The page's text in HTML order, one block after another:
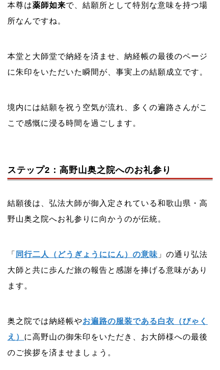
本尊は薬師如来で、結願所として特別な意味を持つ場
所なんですね。
本堂と大師堂で納経を済ませ、納経帳の最後のページ
に朱印をいただいた瞬間が、事実上の結願成立です。
境内には結願を祝う空気が流れ、多くの遍路さんがこ
こで感慨に浸る時間を過ごします。
ステップ2：高野山奥之院へのお礼参り
結願後は、弘法大師が御入定されている和歌山県・高
野山奥之院へお礼参りに向かうのが伝統。
「 同行二人（どうぎょうににん）の意味 」の通り弘法
大師と共に歩んだ旅の報告と感謝を捧げる意味があり
ます。
奥之院では納経帳やお遍路の服装である白衣（びゃく
え） に高野山の御朱印をいただき、お大師様への最後
のご挨拶を済ませましょう。